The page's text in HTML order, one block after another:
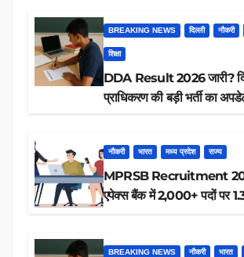
BREAKING NEWS दिल्ली नौकरी
शिक्षा
DDA Result 2026 जारी?
प्राधिकरण की बड़ी भर्ती का
नौकरी भारत मध्य प्रदेश राज्य
MPRSB Recruitment
एपेक्स बैंक में 2,000+ पदों पर
BREAKING NEWS नौकरी भारत